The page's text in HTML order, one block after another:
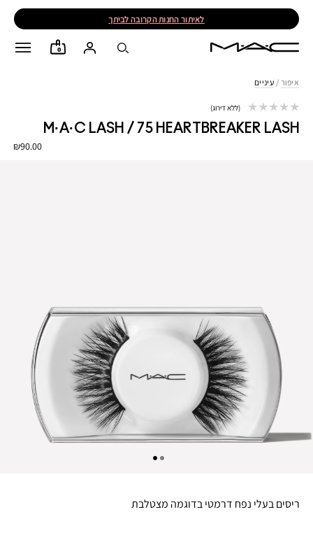
לאיתור החנות הקרובה לביתך
0
איפור / עיניים
M·A·C LASH / 75 HEARTBREAKER LASH
₪90.00
ללא דירוג
ריסים בעלי נפח דרמטי בדוגמה מצטלבת